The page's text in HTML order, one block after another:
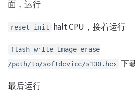
面，运行
reset init halt CPU，接着运行
flash write_image erase
/path/to/softdevice/s130.hex 下
最后运行